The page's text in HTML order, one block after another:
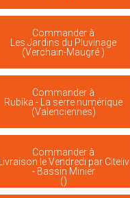
Commander à
Les Jardins du Pluvinage
(Verchain-Maugré )
Commander à
Rubika - La serre numérique
(Valenciennes)
Commander à
Livraison le Vendredi par Citeliv
- Bassin Minier
()